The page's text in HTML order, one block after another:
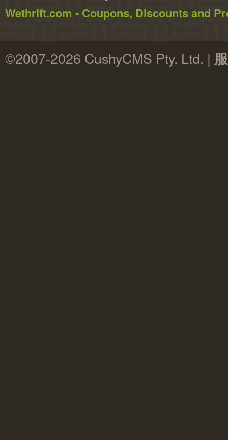
Wethrift.com - Coupons, Discounts and
©2007-2026 CushyCMS Pty. Ltd. |